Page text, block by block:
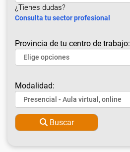
¿Tienes dudas?
Consulta tu sector profesional
Provincia de tu centro de trabajo:
Modalidad:
Buscar